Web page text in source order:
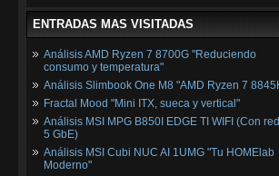
ENTRADAS MAS VISITADAS
Análisis AMD Ryzen 7 8700G "Reduciendo
consumo y temperatura"
Análisis Slimbook One M8 "AMD Ryzen 7
Fractal Mood "Mini ITX, sueca y vertical"
Análisis MSI MPG B850I EDGE TI WIFI (Con
5 GbE)
Análisis MSI Cubi NUC AI 1UMG "Tu HOMElab
Moderno"